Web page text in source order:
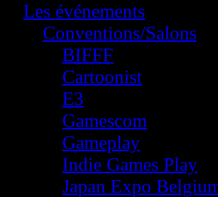
Les événements
Conventions/Salons
BIFFF
Cartoonist
E3
Gamescom
Gameplay
Indie Games Play
Japan Expo